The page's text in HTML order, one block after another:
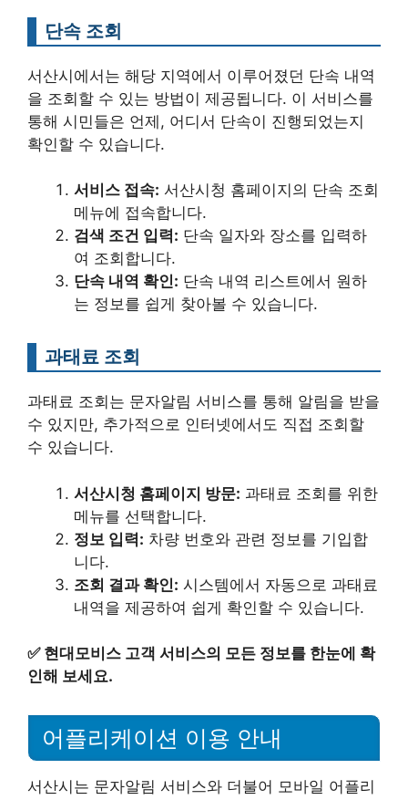
단속 조회
서산시에서는 해당 지역에서 이루어졌던 단속 내역
을 조회할 수 있는 방법이 제공됩니다. 이 서비스를
통해 시민들은 언제, 어디서 단속이 진행되었는지
확인할 수 있습니다.
서비스 접속: 서산시청 홈페이지의 단속 조회
메뉴에 접속합니다.
검색 조건 입력: 단속 일자와 장소를 입력하
여 조회합니다.
단속 내역 확인: 단속 내역 리스트에서 원하
는 정보를 쉽게 찾아볼 수 있습니다.
과태료 조회
과태료 조회는 문자알림 서비스를 통해 알림을 받을
수 있지만, 추가적으로 인터넷에서도 직접 조회할
수 있습니다.
서산시청 홈페이지 방문: 과태료 조회를 위한
메뉴를 선택합니다.
정보 입력: 차량 번호와 관련 정보를 기입합
니다.
조회 결과 확인: 시스템에서 자동으로 과태료
내역을 제공하여 쉽게 확인할 수 있습니다.
✅ 현대모비스 고객 서비스의 모든 정보를 한눈에 확
인해 보세요.
어플리케이션 이용 안내
서산시는 문자알림 서비스와 더불어 모바일 어플리